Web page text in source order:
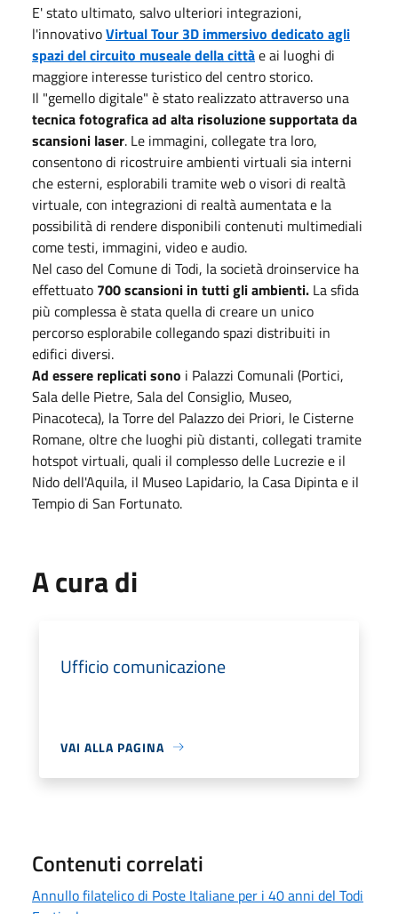
E' stato ultimato, salvo ulteriori integrazioni,
l'innovativoVirtual Tour 3D immersivo dedicato agli
spazi del circuito museale della cittàe ai luoghi di
maggiore interesse turistico del centro storico.
Il "gemello digitale" è stato realizzato attraverso una
tecnica fotografica ad alta risoluzione supportata da
scansioni laser. Le immagini, collegate tra loro,
consentono di ricostruire ambienti virtuali sia interni
che esterni, esplorabili tramite web o visori di realtà
virtuale, con integrazioni di realtà aumentata e la
possibilità di rendere disponibili contenuti multimediali
come testi, immagini, video e audio.
Nel caso del Comune di Todi, la società droinservice ha
effettuato 700 scansioni in tutti gli ambienti. La sfida
più complessa è stata quella di creare un unico
percorso esplorabile collegando spazi distribuiti in
edifici diversi.
Ad essere replicati sono i Palazzi Comunali (Portici,
Sala delle Pietre, Sala del Consiglio, Museo,
Pinacoteca), la Torre del Palazzo dei Priori, le Cisterne
Romane, oltre che luoghi più distanti, collegati tramite
hotspot virtuali, quali il complesso delle Lucrezie e il
Nido dell'Aquila, il Museo Lapidario, la Casa Dipinta e il
Tempio di San Fortunato.
A cura di
Ufficio comunicazione
VAI ALLA PAGINA
Contenuti correlati
Annullo filatelico di Poste Italiane per i 40 anni del Todi